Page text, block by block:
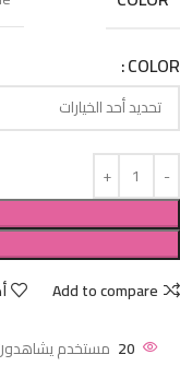
COLOR
Add to compare
20 مستخدم يشاهدون